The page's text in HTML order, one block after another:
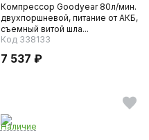
Компрессор Goodyear 80л/мин.
двухпоршневой, питание от АКБ,
съемный витой шла...
Код 338133
7 537 ₽
Наличие